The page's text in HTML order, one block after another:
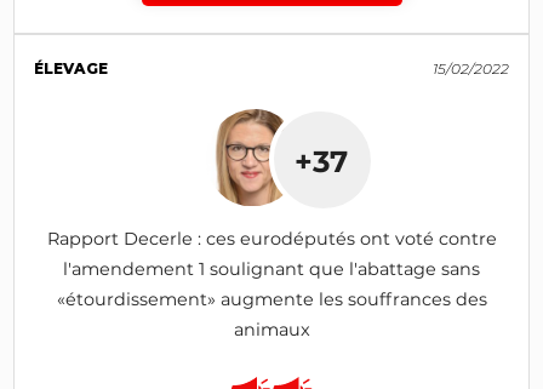
ÉLEVAGE 15/02/2022
+37
Rapport Decerle : ces eurodéputés ont voté contre
l'amendement 1 soulignant que l'abattage sans
«étourdissement» augmente les souffrances des
animaux